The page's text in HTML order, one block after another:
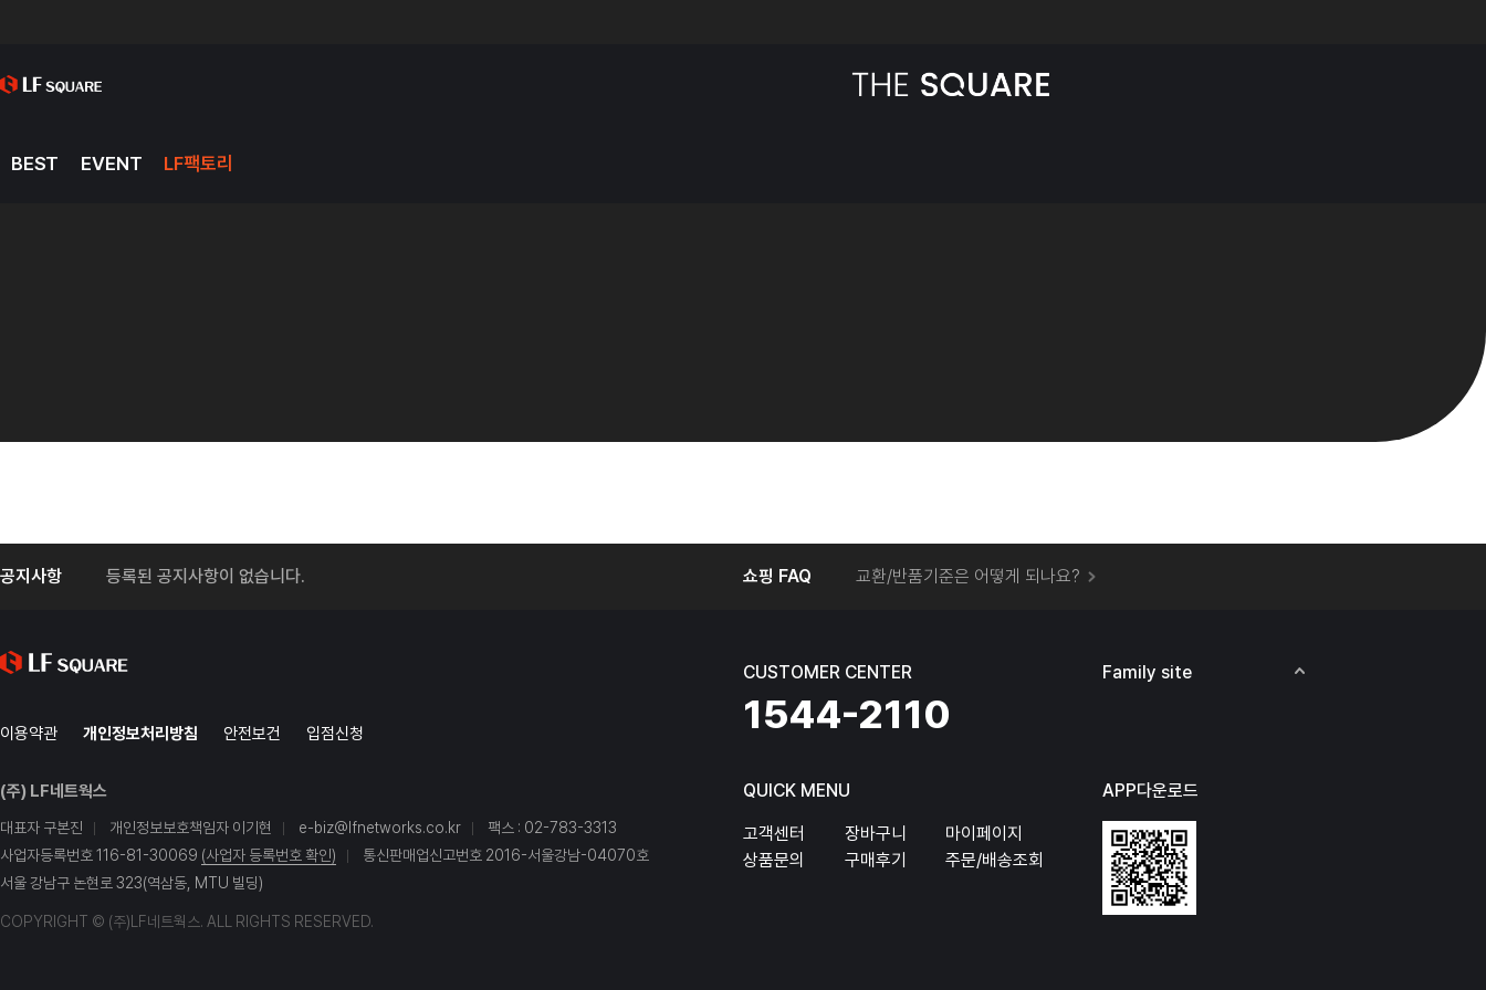
BEST EVENT LF팩토리
공지사항 등록된 공지사항이 없습니다. 쇼핑 FAQ
온라인에서 주문 후 오프라인 매장에서 상품을 수령할 수 있나요?
교환/반품기준은 어떻게 되나요?
온라인에서 구매한 상품 오프라인에서 반품이 가능한가요?
이용약관 개인정보처리방침 안전보건 입점신청
(주) LF네트웍스
대표자 구본진 개인정보보호책임자 이기현 e-biz@lfnetworks.co.kr
팩스 : 02-783-3313
사업자등록번호 116-81-30069 (사업자 등록번호 확인)
통신판매업신고번호 2016-서울강남-04070호
서울 강남구 논현로 323(역삼동, MTU 빌딩)
COPYRIGHT © (주)LF네트웍스. ALL RIGHTS RESERVED.
CUSTOMER CENTER
1544-2110
Family site
QUICK MENU
고객센터 장바구니
마이페이지
상품문의
구매후기 주문/배송조회
APP다운로드